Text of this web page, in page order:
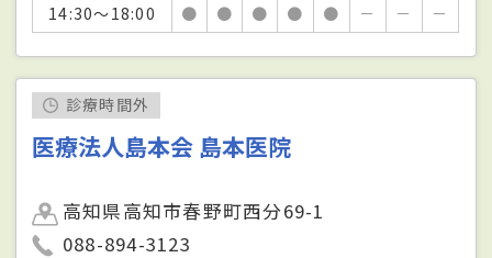
14:30～18:00
● ● ● ● ● － － －
診療時間外
医療法人島本会 島本医院
高知県高知市春野町西分69-1
088-894-3123